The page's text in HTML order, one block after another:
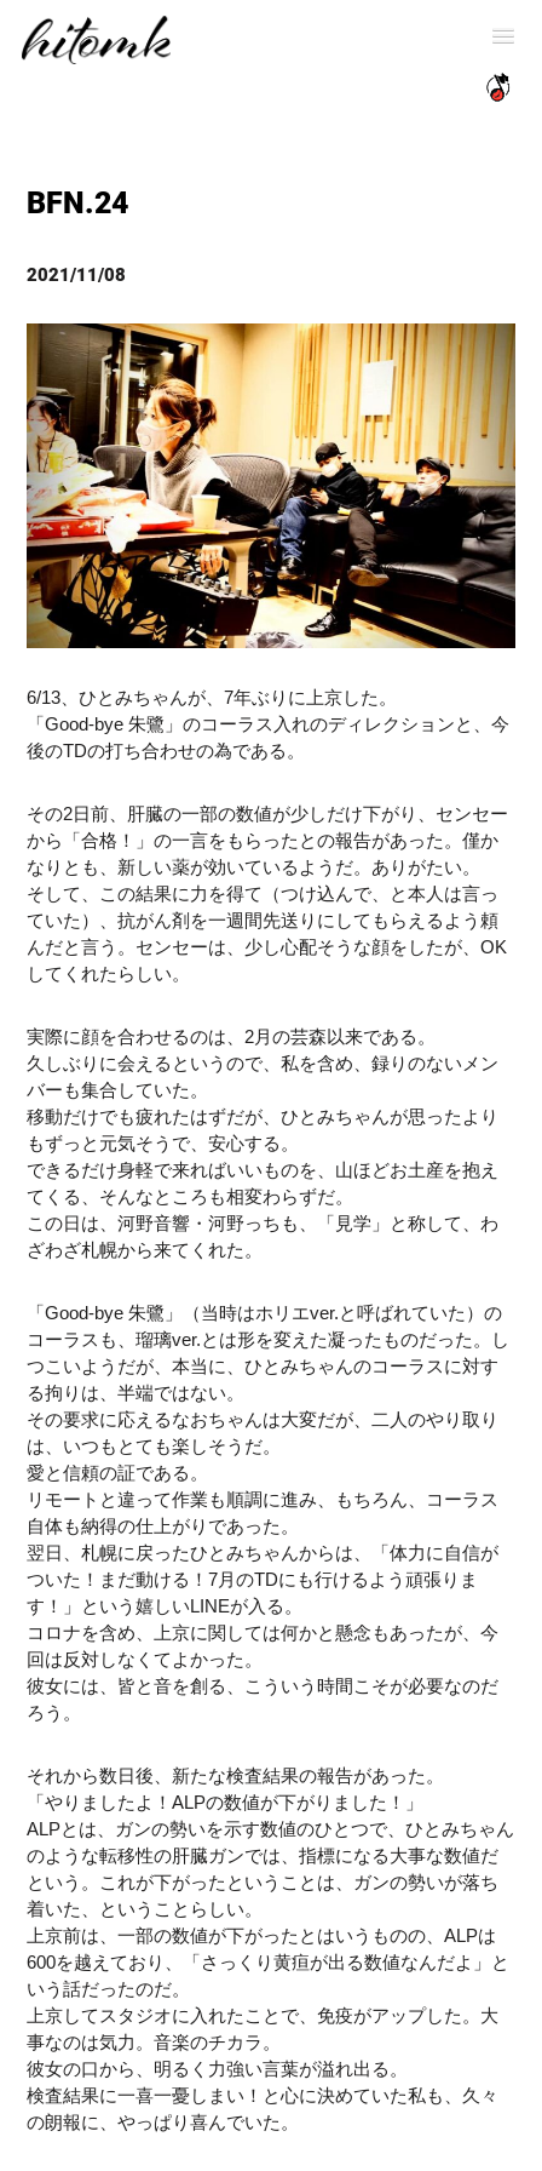
BFN.24
2021/11/08
6/13、ひとみちゃんが、7年ぶりに上京した。
「Good-bye 朱鷺」のコーラス入れのディレクションと、今
後のTDの打ち合わせの為である。
その2日前、肝臓の一部の数値が少しだけ下がり、センセー
から「合格！」の一言をもらったとの報告があった。僅か
なりとも、新しい薬が効いているようだ。ありがたい。
そして、この結果に力を得て（つけ込んで、と本人は言っ
ていた）、抗がん剤を一週間先送りにしてもらえるよう頼
んだと言う。センセーは、少し心配そうな顔をしたが、OK
してくれたらしい。
実際に顔を合わせるのは、2月の芸森以来である。
久しぶりに会えるというので、私を含め、録りのないメン
バーも集合していた。
移動だけでも疲れたはずだが、ひとみちゃんが思ったより
もずっと元気そうで、安心する。
できるだけ身軽で来ればいいものを、山ほどお土産を抱え
てくる、そんなところも相変わらずだ。
この日は、河野音響・河野っちも、「見学」と称して、わ
ざわざ札幌から来てくれた。
「Good-bye 朱鷺」（当時はホリエver.と呼ばれていた）の
コーラスも、瑠璃ver.とは形を変えた凝ったものだった。し
つこいようだが、本当に、ひとみちゃんのコーラスに対す
る拘りは、半端ではない。
その要求に応えるなおちゃんは大変だが、二人のやり取り
は、いつもとても楽しそうだ。
愛と信頼の証である。
リモートと違って作業も順調に進み、もちろん、コーラス
自体も納得の仕上がりであった。
翌日、札幌に戻ったひとみちゃんからは、「体力に自信が
ついた！まだ動ける！7月のTDにも行けるよう頑張りま
す！」という嬉しいLINEが入る。
コロナを含め、上京に関しては何かと懸念もあったが、今
回は反対しなくてよかった。
彼女には、皆と音を創る、こういう時間こそが必要なのだ
ろう。
それから数日後、新たな検査結果の報告があった。
「やりましたよ！ALPの数値が下がりました！」
ALPとは、ガンの勢いを示す数値のひとつで、ひとみちゃん
のような転移性の肝臓ガンでは、指標になる大事な数値だ
という。これが下がったということは、ガンの勢いが落ち
着いた、ということらしい。
上京前は、一部の数値が下がったとはいうものの、ALPは
600を越えており、「さっくり黄疸が出る数値なんだよ」と
いう話だったのだ。
上京してスタジオに入れたことで、免疫がアップした。大
事なのは気力。音楽のチカラ。
彼女の口から、明るく力強い言葉が溢れ出る。
検査結果に一喜一憂しまい！と心に決めていた私も、久々
の朗報に、やっぱり喜んでいた。